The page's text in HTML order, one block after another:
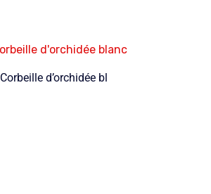
Corbeille d’orchidée bl